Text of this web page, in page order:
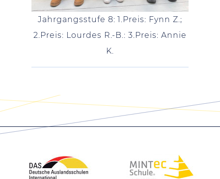
Jahrgangsstufe 8: 1.Preis: Fynn Z.;
2.Preis: Lourdes R.-B.: 3.Preis: Annie
K.